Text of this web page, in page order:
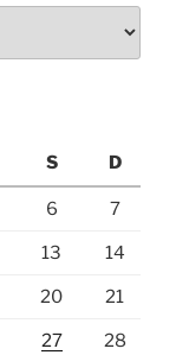
S D
6 7
13 14
20 21
27 28